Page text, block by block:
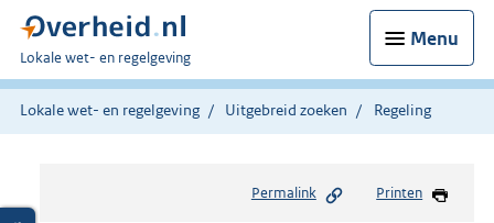
Menu
U
bent
hier:
Lokale wet- en regelgeving
Lokale wet- en regelgeving Uitgebreid zoeken Regeling
Permalink Printen